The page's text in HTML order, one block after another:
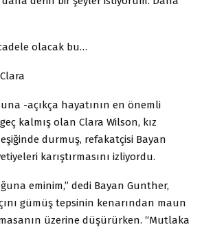
olacak bu…
-açıkça hayatının en önemli
kalmış olan Clara Wilson, kız
durmuş, refakatçisi Bayan
karıştırmasını izliyordu.
eminim,” dedi Bayan Gunther,
gümüş tepsinin kenarından maun
üzerine düşürürken. “Mutlaka